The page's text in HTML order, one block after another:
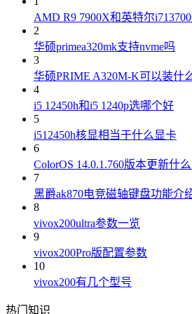
AMD R9 7900X和英特尔
2
华硕primea320mk支持nvme吗
3
华硕PRIME A320M-K可以装什
4
i5 12450h和i5 1240p选哪个好
5
i512450h核显相当于什么显卡
6
ColorOS 14.0.1.760版本更新什
7
黑爵ak870电竞磁轴键盘功能介
8
vivox200ultra参数一览
9
vivox200Pro版配置参数
10
vivox200有几个型号
热门知识